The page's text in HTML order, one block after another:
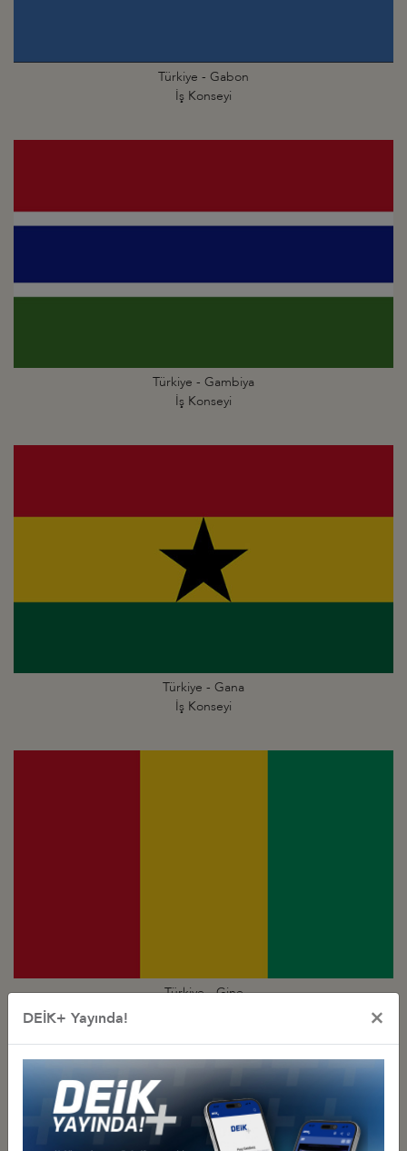
Türkiye - Gabon
İş Konseyi
Türkiye - Gambiya
İş Konseyi
Türkiye - Gana
İş Konseyi
Türkiye - Gine
DEİK+ Yayında! ×